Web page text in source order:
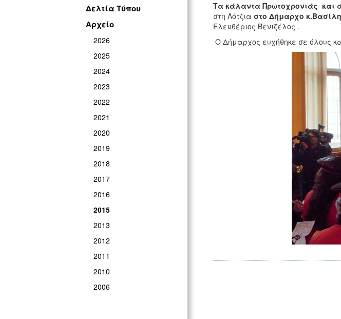
Δελτία Τύπου
Αρχείο
2026
2025
2024
2023
2022
2021
2020
2019
2018
2017
2016
2015
2013
2012
2011
2010
2006
Τα κάλαντα Πρωτοχρονιάς και
στη Λότζια στο Δήμαρχο
Ελευθέριος Βενιζέλος .
Ο Δήμαρχος ευχήθηκε σε όλους